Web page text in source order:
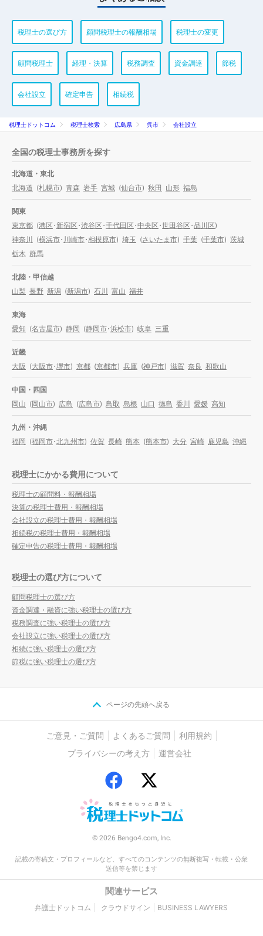
税理士の選び方 顧問税理士の報酬相場 税理士の変更
顧問税理士 経理・決算 税務調査 資金調達 節税
会社設立 確定申告 相続税
税理士ドットコム 税理士検索 広島県 呉市 会社設立
全国の税理士事務所を探す
北海道・東北
北海道 (札幌市) 青森 岩手 宮城 (仙台市) 秋田 山形 福島
関東
東京都 (港区・新宿区・渋谷区・千代田区・中央区・世田谷区・品川区)
神奈川
(横浜市・川崎市・相模原市) 埼玉 (さいたま市) 千葉 (千葉市) 茨城
栃木 群馬
北陸・甲信越
山梨 長野 新潟 (新潟市) 石川 富山 福井
東海
愛知 (名古屋市) 静岡 (静岡市・浜松市) 岐阜 三重
近畿
大阪 (大阪市・堺市) 京都 (京都市) 兵庫 (神戸市) 滋賀 奈良 和歌山
中国・四国
岡山 (岡山市) 広島 (広島市) 鳥取 島根 山口 徳島 香川 愛媛 高知
九州・沖縄
福岡 (福岡市・北九州市) 佐賀 長崎 熊本 (熊本市) 大分 宮崎 鹿児島 沖縄
税理士にかかる費用について
税理士の顧問料・報酬相場
決算の税理士費用・報酬相場
会社設立の税理士費用・報酬相場
相続税の税理士費用・報酬相場
確定申告の税理士費用・報酬相場
税理士の選び方について
顧問税理士の選び方
資金調達・融資に強い税理士の選び方
税務調査に強い税理士の選び方
会社設立に強い税理士の選び方
相続に強い税理士の選び方
節税に強い税理士の選び方
ページの先頭へ戻る
ご意見・ご質問 よくあるご質問
利用規約
プライバシーの考え方
運営会社
© 2026 Bengo4.com, Inc.
記載の寄稿文・プロフィールなど、すべてのコンテンツの無断複写・転載・公衆
送信等を禁じます
関連サービス
弁護士ドットコム クラウドサイン BUSINESS LAWYERS